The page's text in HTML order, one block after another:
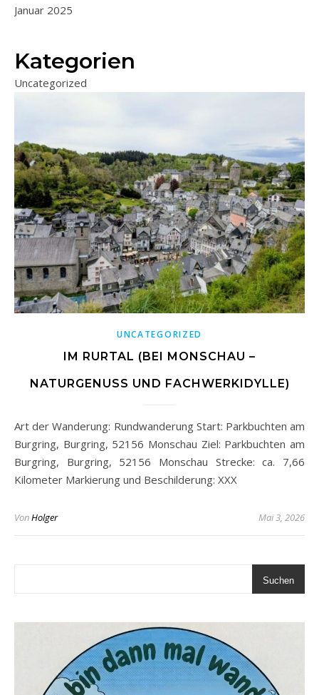
Januar 2025
Kategorien
Uncategorized
UNCATEGORIZED
IM RURTAL (BEI MONSCHAU –
NATURGENUSS UND FACHWERKIDYLLE)
Art der Wanderung: Rundwanderung Start: Parkbuchten am
Burgring, Burgring, 52156 Monschau Ziel: Parkbuchten am
Burgring, Burgring, 52156 Monschau Strecke: ca. 7,66
Kilometer Markierung und Beschilderung: XXX
VonHolger Mai 3, 2026
Suchen